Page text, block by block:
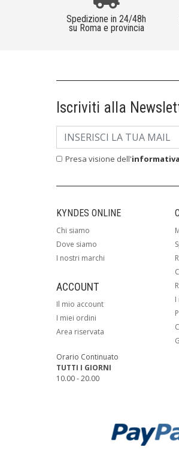
Spedizione in 24/48h
su Roma e provincia
Iscriviti alla
Presa visione dell'
KYNDES ONLINE
Chi siamo
Dove siamo
I nostri marchi
ACCOUNT
Il mio account
I miei ordini
Area riservata
Orario Continuato
TUTTI I GIORNI
10.00 - 20.00
I